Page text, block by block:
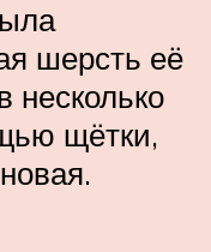
шерсть её
несколько
щётки,